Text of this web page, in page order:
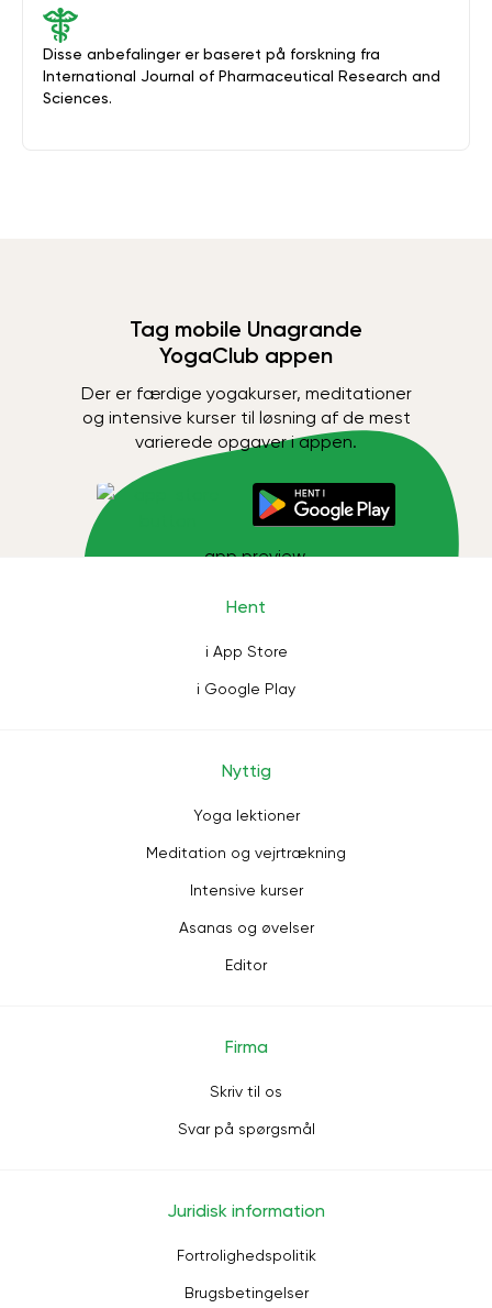
Disse anbefalinger er baseret på forskning fra
International Journal of Pharmaceutical Research and
Sciences.
Tag mobile Unagrande
YogaClub appen
Der er færdige yogakurser, meditationer
og intensive kurser til løsning af de mest
varierede opgaver i appen.
Hent
i App Store
i Google Play
Nyttig
Yoga lektioner
Meditation og vejrtrækning
Intensive kurser
Asanas og øvelser
Editor
Firma
Skriv til os
Svar på spørgsmål
Juridisk information
Fortrolighedspolitik
Brugsbetingelser